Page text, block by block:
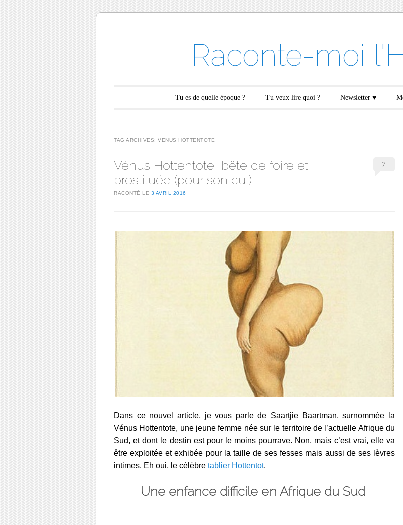
Raconte-moi
Main menuTu es de quelle époque ? Tu veux lire quoi ? Newsletter ♥
TAG ARCHIVES: VENUS HOTTENTOTE
Vénus Hottentote, bête de foire et
prostituée (pour son cul)
RACONTÉ LE 3 AVRIL 2016
7
Dans ce nouvel article, je vous parle de Saartjie Baartman, surnommée la
Vénus Hottentote, une jeune femme née sur le territoire de l’actuelle Afrique du
Sud, et dont le destin est pour le moins pourrave. Non, mais c’est vrai, elle va
être exploitée et exhibée pour la taille de ses fesses mais aussi de ses lèvres
intimes. Eh oui, le célèbre tablier Hottentot.
Une enfance difficile en Afrique du Sud